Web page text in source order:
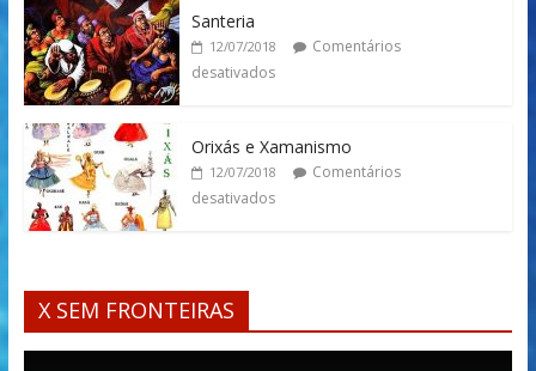
Santeria
12/07/2018
Comentários
desativados
Orixás e Xamanismo
12/07/2018
Comentários
desativados
X SEM FRONTEIRAS